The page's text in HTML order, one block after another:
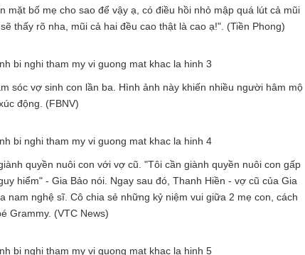
mặt bố mẹ cho sao để vậy ạ, có điều hồi nhỏ mập quá lút cả mũi
thấy rõ nha, mũi cả hai đều cao thật là cao ạ!". (Tiền Phong)
sóc vợ sinh con lần ba. Hình ảnh này khiến nhiều người hâm mộ
động. (FBNV)
quyền nuôi con với vợ cũ. "Tôi cần giành quyền nuôi con gấp
hiểm" - Gia Bảo nói. Ngay sau đó, Thanh Hiền - vợ cũ của Gia
nam nghệ sĩ. Cô chia sẻ những kỷ niệm vui giữa 2 mẹ con, cách
Grammy. (VTC News)